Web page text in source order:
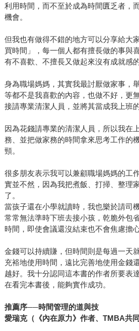
利用時間，而不至於成為時間匱乏者，
機會。
但我也有做得不錯的地方可以分享給大
買時間」，每一個人都有擅長做的事與
有不喜歡、不擅長又做起來沒有成就感的
身為職場媽媽，其實我最討厭做家事，
等都不是我喜歡的內容，也做不好，更
接請專業清潔人員，並將其當成我上班的
因為花錢請專業的清潔人員，所以我在
務、並把做家務的時間拿來思考工作的
頸。
很多朋友表示我可以兼顧職場媽媽的工
實並不然，因為我把煮飯、打掃、整理
了。
當孩子還在小學就讀時，我也樂於請司
常常無法準時下班去接小孩，乾脆外包
時間，即使會議還沒結束也不會焦慮擔心
金錢可以持續賺，但時間則是每過一天
充裕地使用時間，遠比完善地使用金錢
越好。我十分認同這本書的作者所要表
在看完本書後，能夠實作成功。
推薦序──時間管理的道與技
愛瑞克（《內在原力》作者、TMBA共同